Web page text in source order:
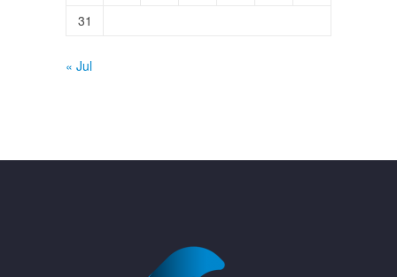
31
« Jul